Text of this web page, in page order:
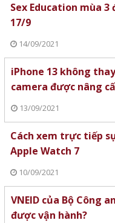
Sex Education mùa
17/9
14/09/2021
iPhone 13 không
camera được nâng
13/09/2021
Cách xem trực tiếp
Apple Watch 7
10/09/2021
VNEID của Bộ Công
được vận hành?